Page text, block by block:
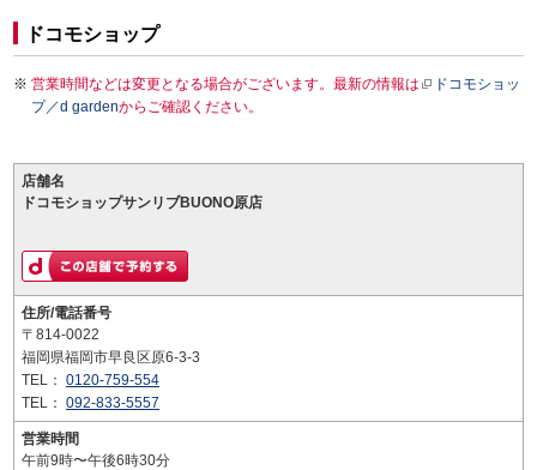
ドコモショップ
営業時間などは変更となる場合がございます。最新の情報は
ドコモショッ
プ／d gardenからご確認ください。
店舗名
ドコモショップサンリブBUONO原店
住所/電話番号
〒814-0022
福岡県福岡市早良区原6-3-3
TEL： 0120-759-554
TEL： 092-833-5557
営業時間
午前9時〜午後6時30分